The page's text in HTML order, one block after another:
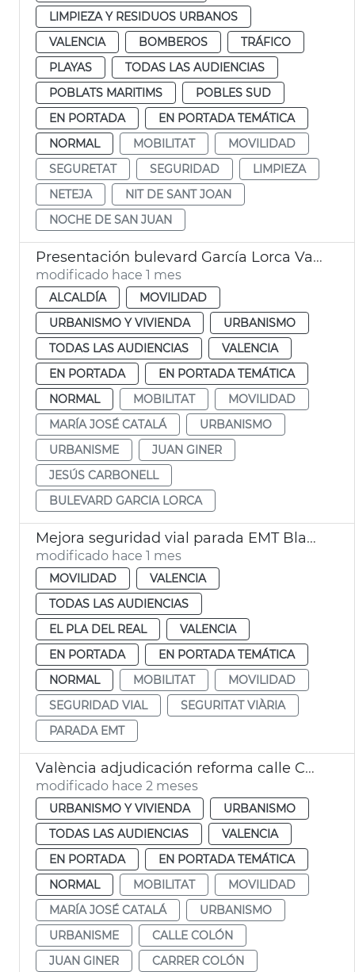
LIMPIEZA Y RESIDUOS URBANOS
VALENCIA
BOMBEROS
TRÁFICO
PLAYAS
TODAS LAS AUDIENCIAS
POBLATS MARITIMS
POBLES SUD
EN PORTADA
EN PORTADA TEMÁTICA
NORMAL
MOBILITAT
MOVILIDAD
SEGURETAT
SEGURIDAD
LIMPIEZA
NETEJA
NIT DE SANT JOAN
NOCHE DE SAN JUAN
Presentación bulevard García Lorca València
modificado hace 1 mes
ALCALDÍA
MOVILIDAD
URBANISMO Y VIVIENDA
URBANISMO
TODAS LAS AUDIENCIAS
VALENCIA
EN PORTADA
EN PORTADA TEMÁTICA
NORMAL
MOBILITAT
MOVILIDAD
MARÍA JOSÉ CATALÁ
URBANISMO
URBANISME
JUAN GINER
JESÚS CARBONELL
BULEVARD GARCIA LORCA
Mejora seguridad vial parada EMT Blasco Ibáñez Cronista Almela i Vives
modificado hace 1 mes
MOVILIDAD
VALENCIA
TODAS LAS AUDIENCIAS
EL PLA DEL REAL
VALENCIA
EN PORTADA
EN PORTADA TEMÁTICA
NORMAL
MOBILITAT
MOVILIDAD
SEGURIDAD VIAL
SEGURITAT VIÀRIA
PARADA EMT
València adjudicación reforma calle Colón
modificado hace 2 meses
URBANISMO Y VIVIENDA
URBANISMO
TODAS LAS AUDIENCIAS
VALENCIA
EN PORTADA
EN PORTADA TEMÁTICA
NORMAL
MOBILITAT
MOVILIDAD
MARÍA JOSÉ CATALÁ
URBANISMO
URBANISME
CALLE COLÓN
JUAN GINER
CARRER COLÓN